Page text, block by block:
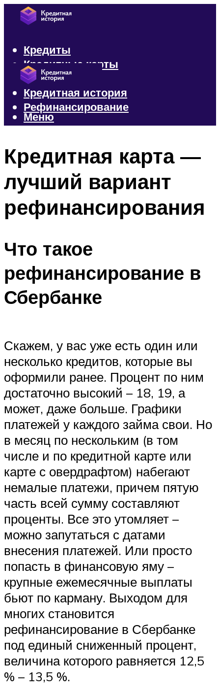
Кредиты
Кредитные карты
Микрозаймы
Кредитная история
Рефинансирование
Меню
Кредитная карта —
лучший вариант
рефинансирования
Что такое
рефинансирование в
Сбербанке
Скажем, у вас уже есть один или
несколько кредитов, которые вы
оформили ранее. Процент по ним
достаточно высокий – 18, 19, а
может, даже больше. Графики
платежей у каждого займа свои. Но
в месяц по нескольким (в том
числе и по кредитной карте или
карте с овердрафтом) набегают
немалые платежи, причем пятую
часть всей сумму составляют
проценты. Все это утомляет –
можно запутаться с датами
внесения платежей. Или просто
попасть в финансовую яму –
крупные ежемесячные выплаты
бьют по карману. Выходом для
многих становится
рефинансирование в Сбербанке
под единый сниженный процент,
величина которого равняется 12,5
% – 13,5 %.